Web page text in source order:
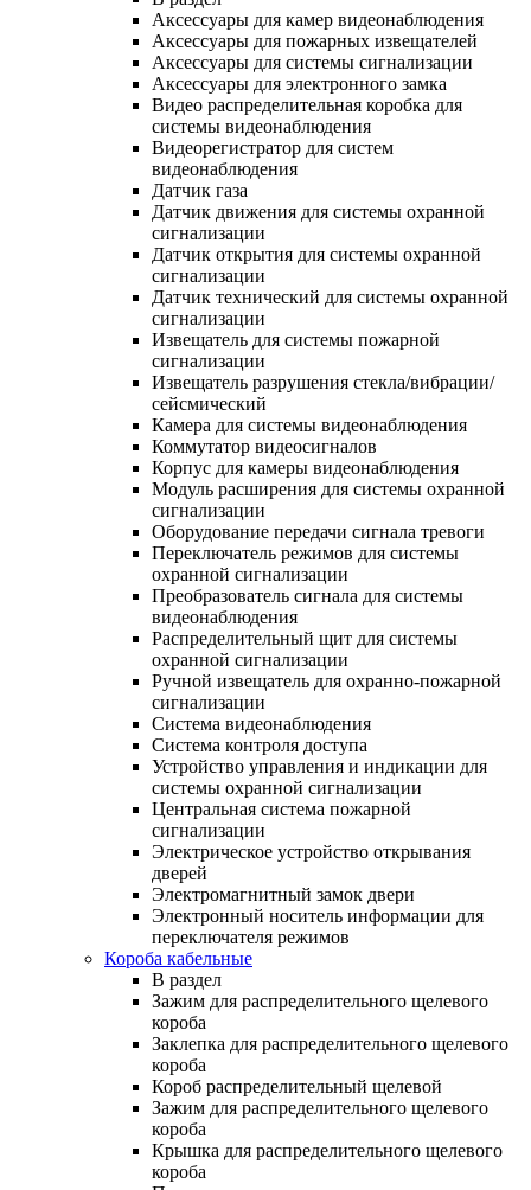
Аксессуары для камер видеонаблюдения
Аксессуары для пожарных извещателей
Аксессуары для системы сигнализации
Аксессуары для электронного замка
Видео распределительная коробка для
системы видеонаблюдения
Видеорегистратор для систем
видеонаблюдения
Датчик газа
Датчик движения для системы охранной
сигнализации
Датчик открытия для системы охранной
сигнализации
Датчик технический для системы охранной
сигнализации
Извещатель для системы пожарной
сигнализации
Извещатель разрушения стекла/вибрации/
сейсмический
Камера для системы видеонаблюдения
Коммутатор видеосигналов
Корпус для камеры видеонаблюдения
Модуль расширения для системы охранной
сигнализации
Оборудование передачи сигнала тревоги
Переключатель режимов для системы
охранной сигнализации
Преобразователь сигнала для системы
видеонаблюдения
Распределительный щит для системы
охранной сигнализации
Ручной извещатель для охранно-пожарной
сигнализации
Система видеонаблюдения
Система контроля доступа
Устройство управления и индикации для
системы охранной сигнализации
Центральная система пожарной
сигнализации
Электрическое устройство открывания
дверей
Электромагнитный замок двери
Электронный носитель информации для
переключателя режимов
Короба кабельные
В раздел
Зажим для распределительного щелевого
короба
Заклепка для распределительного щелевого
короба
Короб распределительный щелевой
Зажим для распределительного щелевого
короба
Крышка для распределительного щелевого
короба